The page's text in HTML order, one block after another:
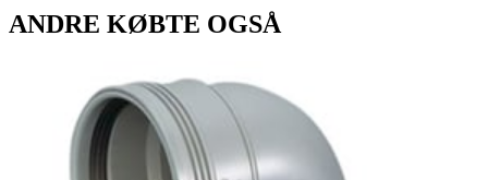
ANDRE KØBTE OGSÅ